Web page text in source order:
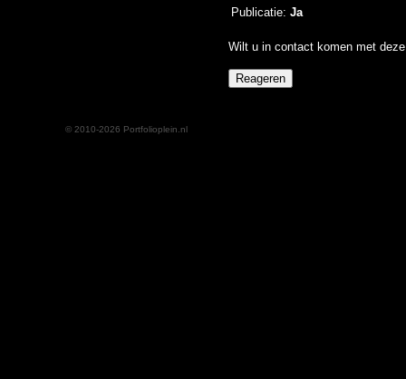
Publicatie: Ja
Wilt u in contact komen met
© 2010-2026 Portfolioplein.nl